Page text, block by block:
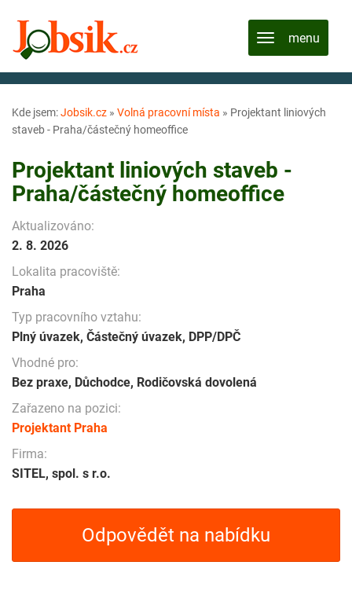
Kde jsem:Jobsik.cz » Volná pracovní místa » Projektant liniových
staveb - Praha/částečný homeoffice
Projektant liniových staveb -
Praha/částečný homeoffice
Aktualizováno:
2. 8. 2026
Lokalita pracoviště:
Praha
Typ pracovního vztahu:
Plný úvazek, Částečný úvazek, DPP/DPČ
Vhodné pro:
Bez praxe, Důchodce, Rodičovská dovolená
Zařazeno na pozici:
Projektant Praha
Firma:
SITEL, spol. s r.o.
Odpovědět na nabídku